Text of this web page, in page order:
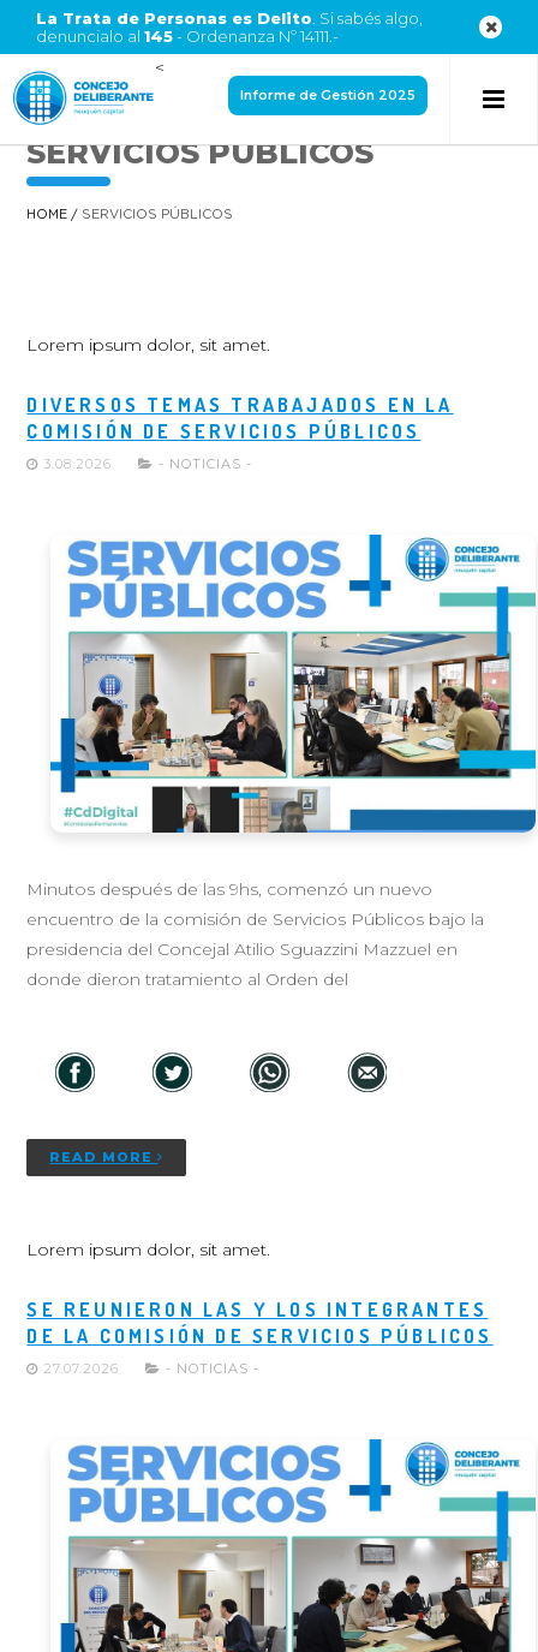
La Trata de Personas es Delito . Si sabés algo,
denuncialo al 145- Ordenanza Nº 14111.-
<
Informe de Gestión 2025
SERVICIOS PÚBLICOS
HOME / SERVICIOS PÚBLICOS
Lorem ipsum dolor, sit amet.
DIVERSOS TEMAS TRABAJADOS EN LA
COMISIÓN DE SERVICIOS PÚBLICOS
3.08.2026 - NOTICIAS -
Minutos después de las 9hs, comenzó un nuevo
encuentro de la comisión de Servicios Públicos bajo la
presidencia del Concejal Atilio Sguazzini Mazzuel en
donde dieron tratamiento al Orden del
READ MORE
Lorem ipsum dolor, sit amet.
SE REUNIERON LAS Y LOS INTEGRANTES
DE LA COMISIÓN DE SERVICIOS PÚBLICOS
27.07.2026 - NOTICIAS -